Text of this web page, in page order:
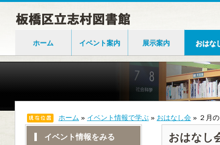
ホーム イベント案内 展示案内 おはな
ホーム » イベント情報で学ぶ » おはなし会 » ２月
イベント情報をみる おはなし